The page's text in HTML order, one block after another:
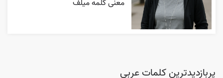
معنی کلمه میلف
پربازدیدترین کلمات عربی